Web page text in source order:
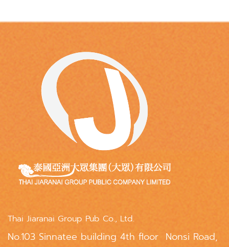
Thai Jiaranai Group Pub Co., Ltd.
No.103 Sinnatee building 4th floor Nonsi Road,